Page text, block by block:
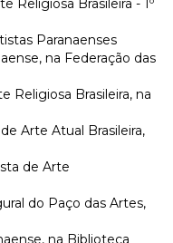
Religiosa Brasileira - 1º
Paranaenses
na Federação das
Religiosa Brasileira, na
Arte Atual Brasileira,
de Arte
do Paço das Artes,
na Biblioteca